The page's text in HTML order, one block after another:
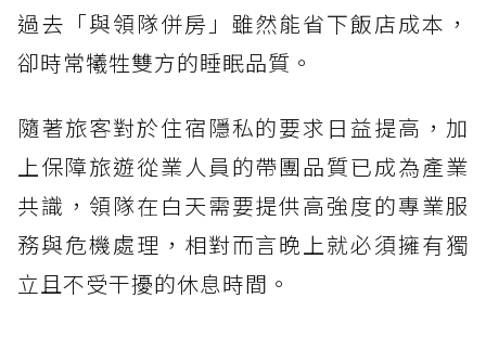
過去「與領隊併房」雖然能省下飯店成本，
卻時常犧牲雙方的睡眠品質。
隨著旅客對於住宿隱私的要求日益提高，加
上保障旅遊從業人員的帶團品質已成為產業
共識，領隊在白天需要提供高強度的專業服
務與危機處理，相對而言晚上就必須擁有獨
立且不受干擾的休息時間。